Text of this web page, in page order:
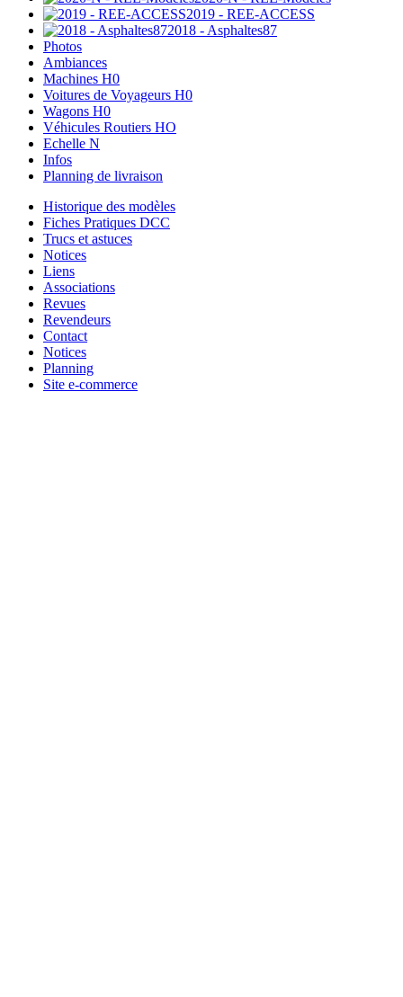
2019 - REE-ACCESS
2018 - Asphaltes87
Photos
Ambiances
Machines H0
Voitures de Voyageurs H0
Wagons H0
Véhicules Routiers HO
Echelle N
Infos
Planning de livraison
Historique des modèles
Fiches Pratiques DCC
Trucs et astuces
Notices
Liens
Associations
Revues
Revendeurs
Contact
Notices
Planning
Site e-commerce